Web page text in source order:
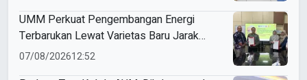
UMM Perkuat Pengembangan Energi
Terbarukan Lewat Varietas Baru Jarak
Pagar JCUMM5
07/08/202612:52